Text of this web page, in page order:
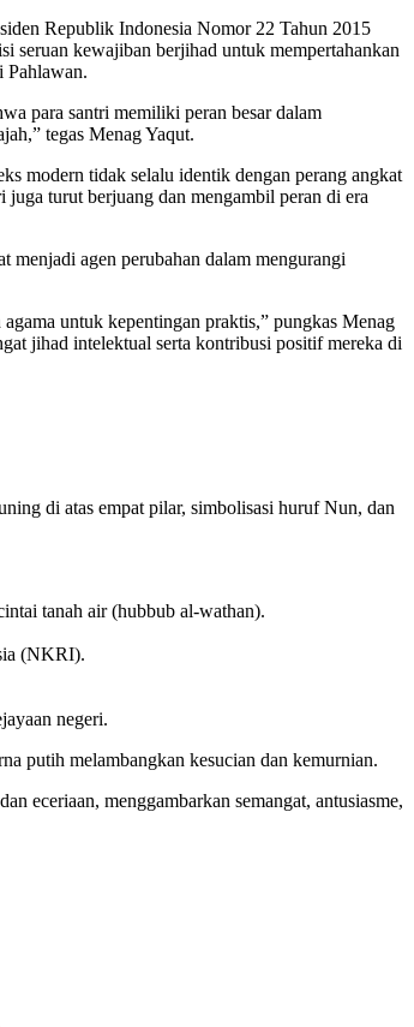
Republik Indonesia Nomor 22 Tahun 2015
seruan kewajiban berjihad untuk mempertahankan
Pahlawan.
para santri memiliki peran besar dalam
tegas Menag Yaqut.
modern tidak selalu identik dengan perang angkat
juga turut berjuang dan mengambil peran di era
menjadi agen perubahan dalam mengurangi
untuk kepentingan praktis,” pungkas Menag
jihad intelektual serta kontribusi positif mereka di
di atas empat pilar, simbolisasi huruf Nun, dan
tanah air (hubbub al-wathan).
(NKRI).
negeri.
putih melambangkan kesucian dan kemurnian.
eceriaan, menggambarkan semangat, antusiasme,